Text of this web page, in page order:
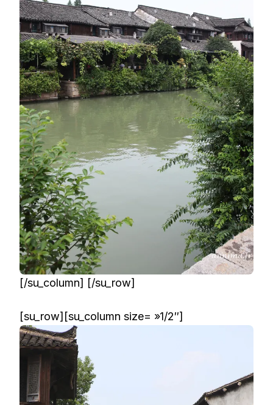
[/su_column] [/su_row]
[su_row][su_column size= »1/2″]